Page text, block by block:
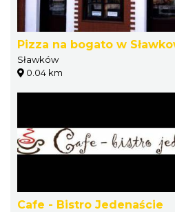
Pizza na bogato w
Sławków
0.04 km
Cafe - Bistro Jedenaście